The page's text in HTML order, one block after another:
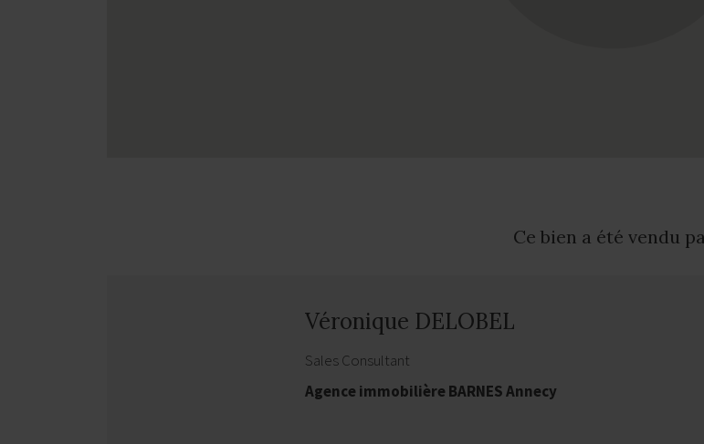
Ce bien a été vendu
Véronique DELOBEL
Sales Consultant
Agence immobilière BARNES Annecy